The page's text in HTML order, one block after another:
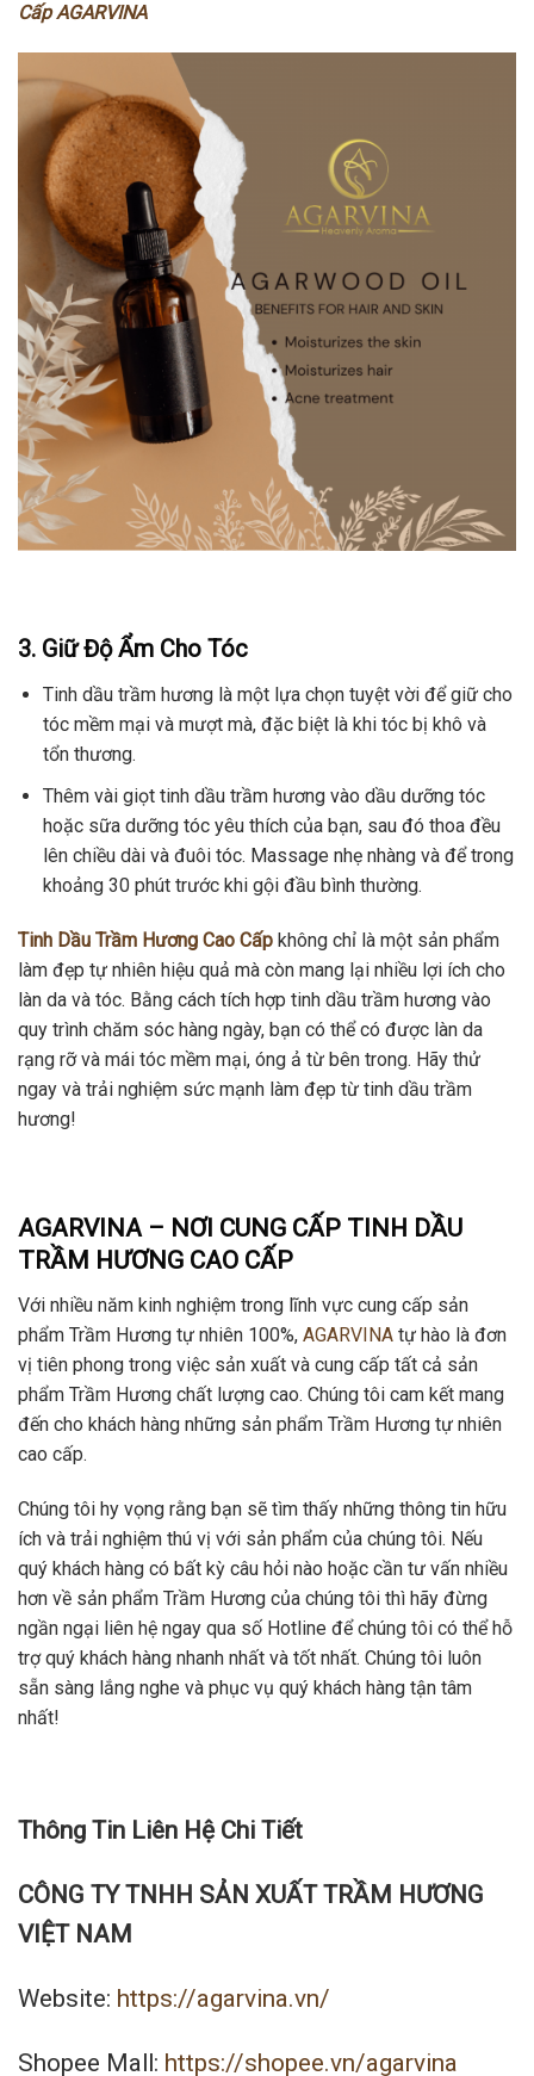
Cấp AGARVINA
3. Giữ Độ Ẩm Cho Tóc
Tinh dầu trầm hương là một lựa chọn tuyệt vời để giữ cho
tóc mềm mại và mượt mà, đặc biệt là khi tóc bị khô và
tổn thương.
Thêm vài giọt tinh dầu trầm hương vào dầu dưỡng tóc
hoặc sữa dưỡng tóc yêu thích của bạn, sau đó thoa đều
lên chiều dài và đuôi tóc. Massage nhẹ nhàng và để trong
khoảng 30 phút trước khi gội đầu bình thường.
Tinh Dầu Trầm Hương Cao Cấp không chỉ là một sản phẩm
làm đẹp tự nhiên hiệu quả mà còn mang lại nhiều lợi ích cho
làn da và tóc. Bằng cách tích hợp tinh dầu trầm hương vào
quy trình chăm sóc hàng ngày, bạn có thể có được làn da
rạng rỡ và mái tóc mềm mại, óng ả từ bên trong. Hãy thử
ngay và trải nghiệm sức mạnh làm đẹp từ tinh dầu trầm
hương!
AGARVINA – NƠI CUNG CẤP TINH DẦU
TRẦM HƯƠNG CAO CẤP
Với nhiều năm kinh nghiệm trong lĩnh vực cung cấp sản
phẩm Trầm Hương tự nhiên 100%, AGARVINA tự hào là đơn
vị tiên phong trong việc sản xuất và cung cấp tất cả sản
phẩm Trầm Hương chất lượng cao. Chúng tôi cam kết mang
đến cho khách hàng những sản phẩm Trầm Hương tự nhiên
cao cấp.
Chúng tôi hy vọng rằng bạn sẽ tìm thấy những thông tin hữu
ích và trải nghiệm thú vị với sản phẩm của chúng tôi. Nếu
quý khách hàng có bất kỳ câu hỏi nào hoặc cần tư vấn nhiều
hơn về sản phẩm Trầm Hương của chúng tôi thì hãy đừng
ngần ngại liên hệ ngay qua số Hotline để chúng tôi có thể hỗ
trợ quý khách hàng nhanh nhất và tốt nhất. Chúng tôi luôn
sẵn sàng lắng nghe và phục vụ quý khách hàng tận tâm
nhất!
Thông Tin Liên Hệ Chi Tiết
CÔNG TY TNHH SẢN XUẤT TRẦM HƯƠNG
VIỆT NAM
Website: https://agarvina.vn/
Shopee Mall: https://shopee.vn/agarvina